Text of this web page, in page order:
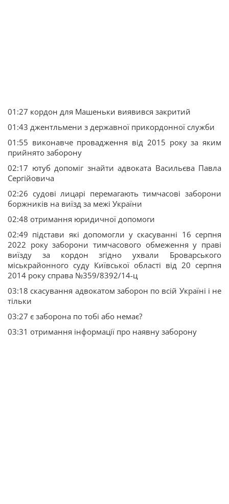
01:27 кордон для Машеньки виявився закритий
01:43 джентльмени з державної прикордонної служби
01:55 виконавче провадження від 2015 року за яким
прийнято заборону
02:17 ютуб допоміг знайти адвоката Васильєва Павла
Сергійовича
02:26 судові лицарі перемагають тимчасові заборони
боржників на виїзд за межі України
02:48 отримання юридичної допомоги
02:49 підстави які допомогли у скасуванні 16 серпня
2022 року заборони тимчасового обмеження у праві
виїзду за кордон згідно ухвали Броварського
міськрайонного суду Київської області від 20 серпня
2014 року справа №359/8392/14-ц
03:18 скасування адвокатом заборон по всій Україні і не
тільки
03:27 є заборона по тобі або немає?
03:31 отримання інформації про наявну заборону